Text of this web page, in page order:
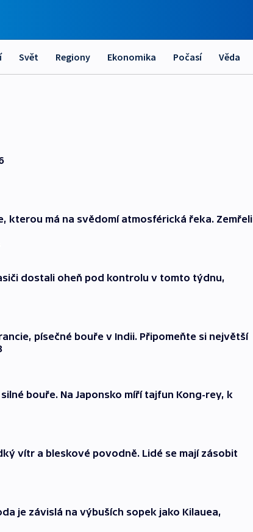
Svět Regiony Ekonomika Počasí Věda
kterou má na svědomí atmosférická řeka. Zemřeli
dostali oheň pod kontrolu v tomto týdnu,
písečné bouře v Indii. Připomeňte si největší
bouře. Na Japonsko míří tajfun Kong-rey, k
vítr a bleskové povodně. Lidé se mají zásobit
je závislá na výbuších sopek jako Kilauea,